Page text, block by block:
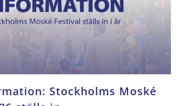
Stockholms Moské